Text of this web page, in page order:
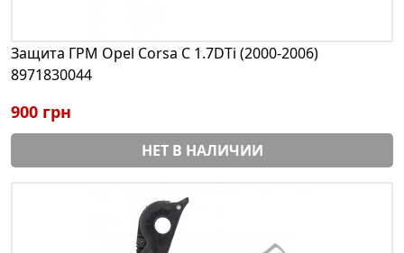
Защита ГРМ Opel Corsa С 1.7DTi (2000-2006)
8971830044
900 грн
НЕТ В НАЛИЧИИ